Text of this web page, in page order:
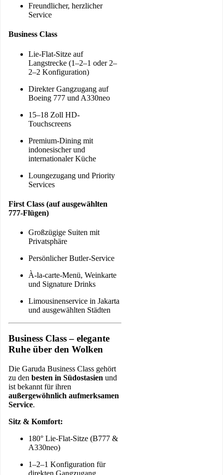
Freundlicher, herzlicher
Service
Business Class
Lie-Flat-Sitze auf
Langstrecke (1–2–1 oder 2–
2–2 Konfiguration)
Direkter Gangzugang auf
Boeing 777 und A330neo
15–18 Zoll HD-
Touchscreens
Premium-Dining mit
indonesischer und
internationaler Küche
Loungezugang und Priority
Services
First Class (auf ausgewählten
777-Flügen)
Großzügige Suiten mit
Privatsphäre
Persönlicher Butler-Service
À-la-carte-Menü, Weinkarte
und Signature Drinks
Limousinenservice in Jakarta
und ausgewählten Städten
Business Class – elegante
Ruhe über den Wolken
Die Garuda Business Class gehört
zu den besten in Südostasien und
ist bekannt für ihren
außergewöhnlich aufmerksamen
Service.
Sitz & Komfort:
180° Lie-Flat-Sitze (B777 &
A330neo)
1–2–1 Konfiguration für
direkten Gangzugang